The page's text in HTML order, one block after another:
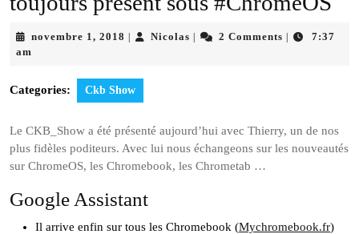
novembre 1, 2018 novembre
Nicolas Nicolas2 Comments
7:37
am
Categories: Ckb Show
Le CKB_Show a été présenté aujourd’hui avec Thierry, un de nos
plus fidèles poditeurs. Avec lui nous échangeons sur les nouveautés
sur ChromeOS, les Chromebook, les Chrometab …
Google Assistant
Il arrive enfin sur tous les Chromebook (Mychromebook.fr)